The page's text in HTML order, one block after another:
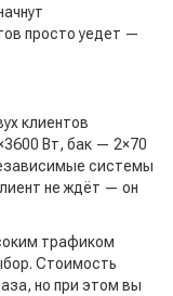
просто уедет —
клиентов
Вт, бак — 2×70
системы
не ждёт — он
трафиком
Стоимость
но при этом вы